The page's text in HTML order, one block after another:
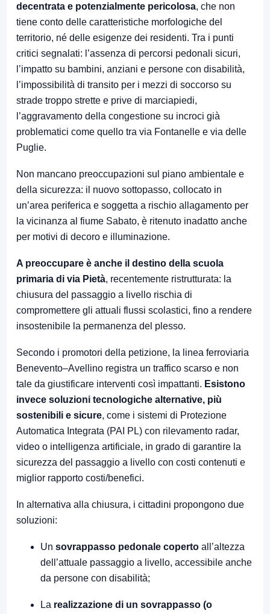
decentrata e potenzialmente pericolosa, che non
tiene conto delle caratteristiche morfologiche del
territorio, né delle esigenze dei residenti. Tra i punti
critici segnalati: l’assenza di percorsi pedonali sicuri,
l’impatto su bambini, anziani e persone con disabilità,
l’impossibilità di transito per i mezzi di soccorso su
strade troppo strette e prive di marciapiedi,
l’aggravamento della congestione su incroci già
problematici come quello tra via Fontanelle e via delle
Puglie.
Non mancano preoccupazioni sul piano ambientale e
della sicurezza: il nuovo sottopasso, collocato in
un’area periferica e soggetta a rischio allagamento per
la vicinanza al fiume Sabato, è ritenuto inadatto anche
per motivi di decoro e illuminazione.
A preoccupare è anche il destino della scuola
primaria di via Pietà, recentemente ristrutturata: la
chiusura del passaggio a livello rischia di
compromettere gli attuali flussi scolastici, fino a rendere
insostenibile la permanenza del plesso.
Secondo i promotori della petizione, la linea ferroviaria
Benevento–Avellino registra un traffico scarso e non
tale da giustificare interventi così impattanti. Esistono
invece soluzioni tecnologiche alternative, più
sostenibili e sicure, come i sistemi di Protezione
Automatica Integrata (PAI PL) con rilevamento radar,
video o intelligenza artificiale, in grado di garantire la
sicurezza del passaggio a livello con costi contenuti e
miglior rapporto costi/benefici.
In alternativa alla chiusura, i cittadini propongono due
soluzioni:
Un sovrappasso pedonale coperto all’altezza
dell’attuale passaggio a livello, accessibile anche
da persone con disabilità;
La realizzazione di un sovrappasso (o